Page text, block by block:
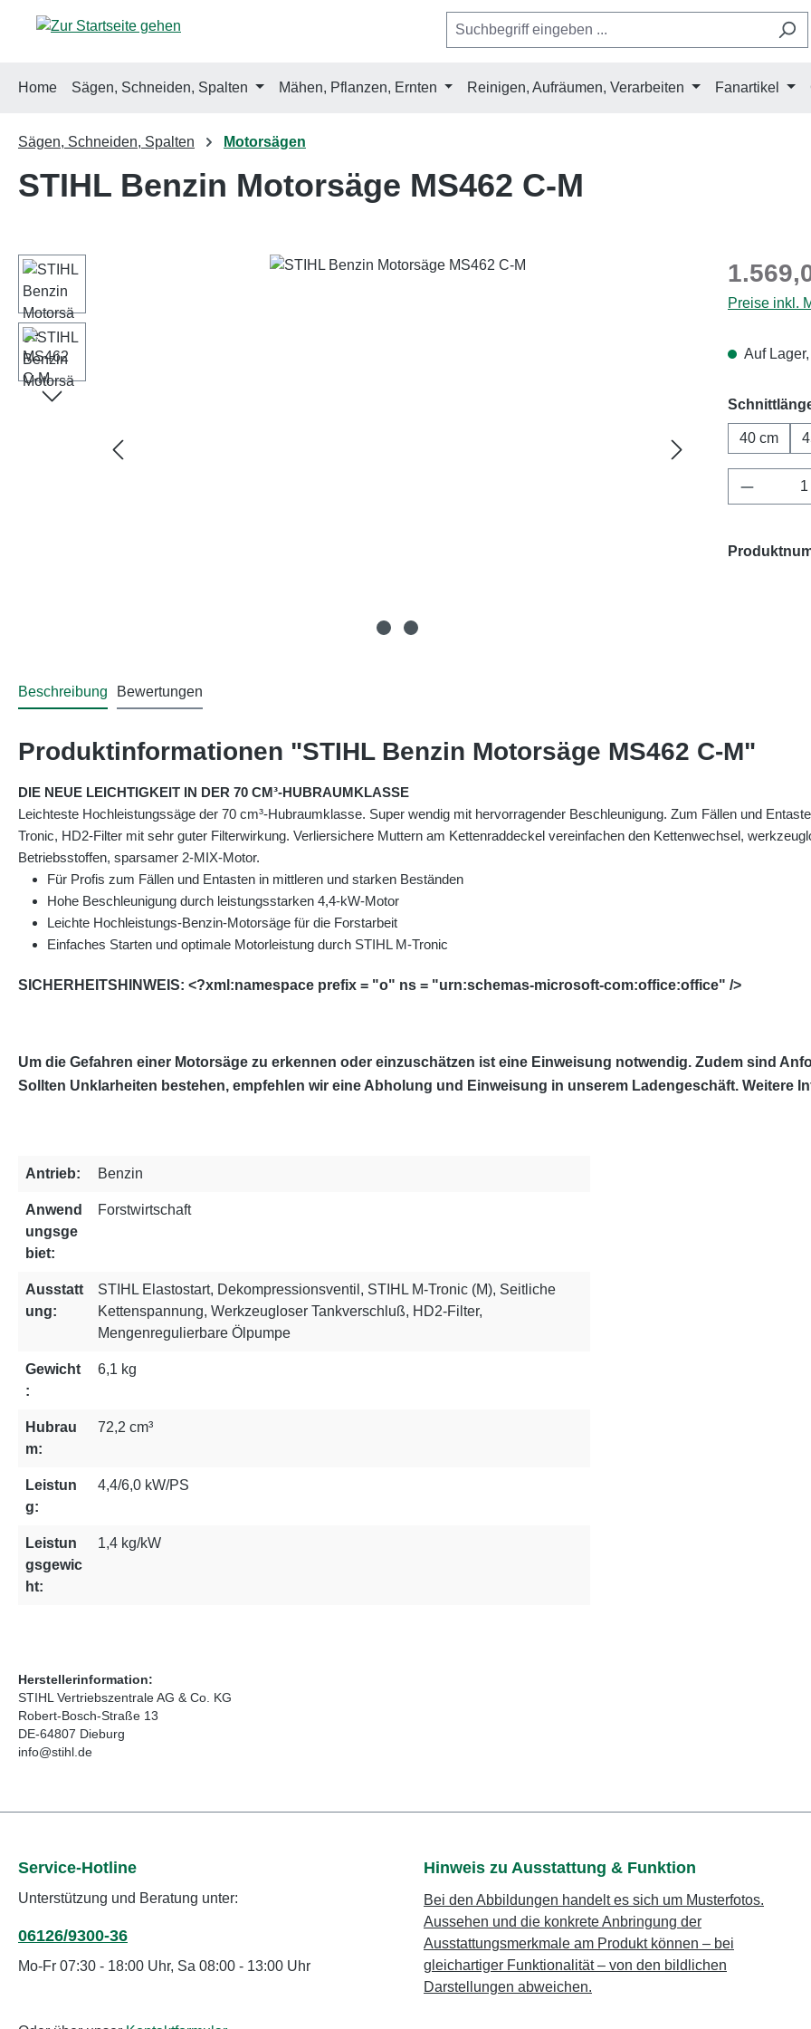
Hauptinhalt springen
Zur Suche springen
Zur Hauptnavigation springen
Home Sägen, Schneiden, Spalten Mähen, Pflanzen, Ernten Reinigen, Aufräumen, Verarbeiten Fanartikel
Sägen, Schneiden, Spalten Motorsägen
STIHL Benzin Motorsäge MS462 C-M
Regulärer
Preise inkl.
Auf
40 cm
Beschreibung Bewertungen
Produktinformationen "STIHL Benzin Motorsäge MS462 C-M"
DIE NEUE LEICHTIGKEIT IN DER 70 CM³-HUBRAUMKLASSE
Leichteste Hochleistungssäge der 70 cm³-Hubraumklasse. Super wendig mit hervorragender Beschleunigung. Zum Fällen und
Tronic, HD2-Filter mit sehr guter Filterwirkung. Verliersichere Muttern am Kettenraddeckel vereinfachen den Kettenwechsel,
Betriebsstoffen, sparsamer 2-MIX-Motor.
Für Profis zum Fällen und Entasten in mittleren und starken Beständen
Hohe Beschleunigung durch leistungsstarken 4,4-kW-Motor
Leichte Hochleistungs-Benzin-Motorsäge für die Forstarbeit
Einfaches Starten und optimale Motorleistung durch STIHL M-Tronic
SICHERHEITSHINWEIS: <?xml:namespace prefix = "o" ns = "urn:schemas-microsoft-com:office:office" />
Um die Gefahren einer Motorsäge zu erkennen oder einzuschätzen ist eine Einweisung notwendig. Zudem sind
Sollten Unklarheiten bestehen, empfehlen wir eine Abholung und Einweisung in unserem Ladengeschäft. Weitere
Antrieb: Benzin
Anwend
ungsge
biet:
Forstwirtschaft
Ausstatt
ung:
STIHL Elastostart, Dekompressionsventil, STIHL M-Tronic (M), Seitliche
Kettenspannung, Werkzeugloser Tankverschluß, HD2-Filter,
Mengenregulierbare Ölpumpe
Gewicht
:
6,1 kg
Hubrau
m:
72,2 cm³
Leistun
g:
4,4/6,0 kW/PS
Leistun
gsgewic
ht:
1,4 kg/kW
Herstellerinformation:
STIHL Vertriebszentrale AG & Co. KG
Robert-Bosch-Straße 13
DE-64807 Dieburg
info@stihl.de
Service-Hotline
Unterstützung und Beratung unter:
06126/9300-36
Mo-Fr 07:30 - 18:00 Uhr, Sa 08:00 - 13:00 Uhr
Hinweis zu Ausstattung & Funktion
Bei den Abbildungen handelt es sich um Musterfotos.
Aussehen und die konkrete Anbringung der
Ausstattungsmerkmale am Produkt können – bei
gleichartiger Funktionalität – von den bildlichen
Darstellungen abweichen.